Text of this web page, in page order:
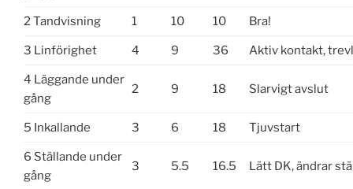
2 Tandvisning 1 10 10 Bra!
3 Linförighet 4 9 36 Aktiv kontakt,
4 Läggande under
gång
2 9 18 Slarvigt avslut
5 Inkallande 3 6 18 Tjuvstart
6 Ställande under
gång
3 5.5 16.5 Lätt DK, ändrar